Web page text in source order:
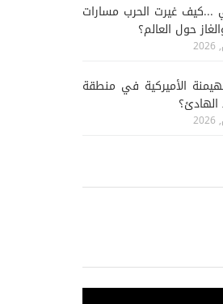
...كيف غيرت الحرب مسارات
حول العالم؟
الأميركية في منطقة